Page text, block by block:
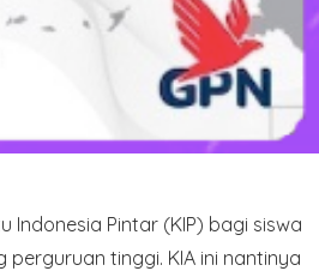
Indonesia Pintar (KIP) bagi siswa
tinggi. KIA ini nantinya